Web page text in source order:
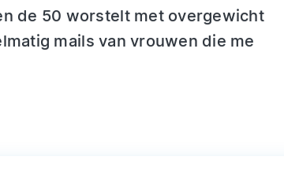
de 50 worstelt met overgewicht
mails van vrouwen die me